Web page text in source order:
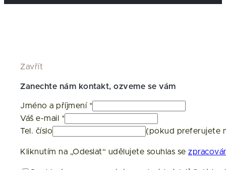
Zavřít
Zanechte nám kontakt, ozveme se vám
Jméno a příjmení *
Váš e-mail *
Tel. číslo
(pokud preferujete
Kliknutím na „Odeslat“ udělujete souhlas se